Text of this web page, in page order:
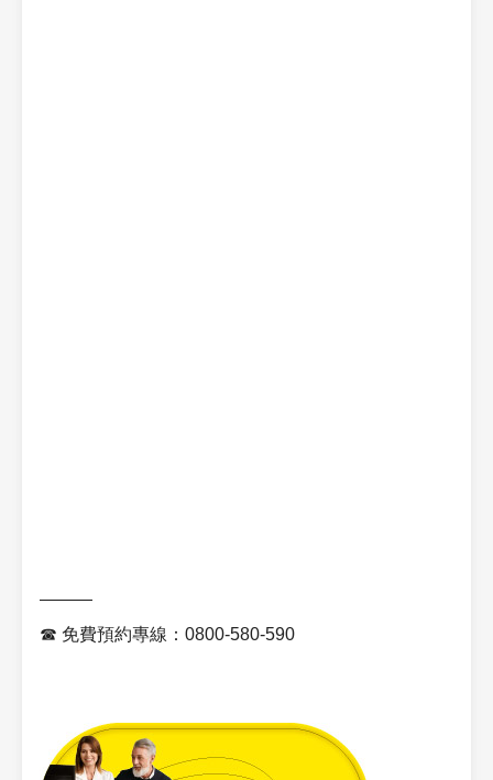
———
☎ 免費預約專線：0800-580-590